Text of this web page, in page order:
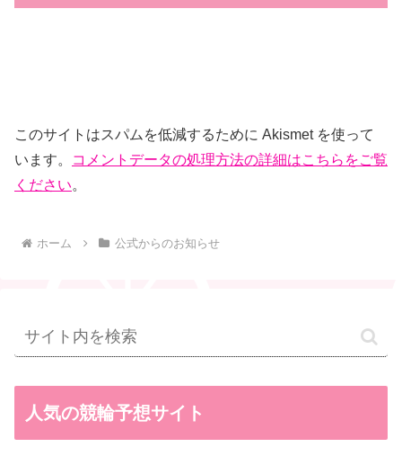
このサイトはスパムを低減するために Akismet を使って
います。
コメントデータの処理方法の詳細はこちらをご覧
ください。
ホーム 公式からのお知らせ
人気の競輪予想サイト